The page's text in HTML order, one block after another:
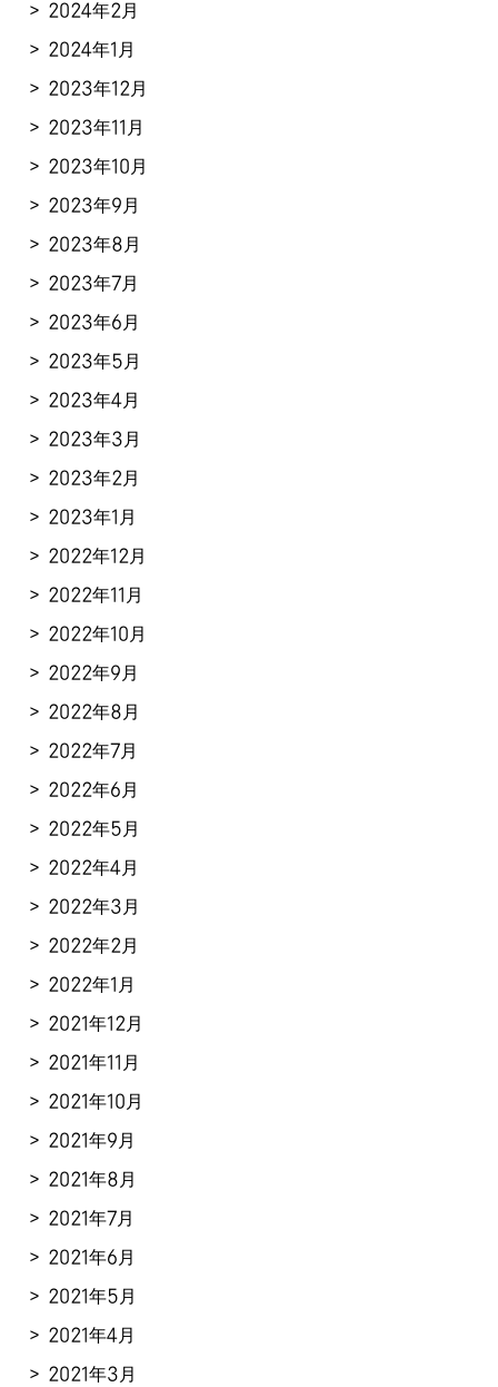
2024年2月
2024年1月
2023年12月
2023年11月
2023年10月
2023年9月
2023年8月
2023年7月
2023年6月
2023年5月
2023年4月
2023年3月
2023年2月
2023年1月
2022年12月
2022年11月
2022年10月
2022年9月
2022年8月
2022年7月
2022年6月
2022年5月
2022年4月
2022年3月
2022年2月
2022年1月
2021年12月
2021年11月
2021年10月
2021年9月
2021年8月
2021年7月
2021年6月
2021年5月
2021年4月
2021年3月